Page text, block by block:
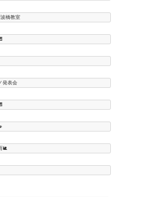
橋教室
発表会
🐌